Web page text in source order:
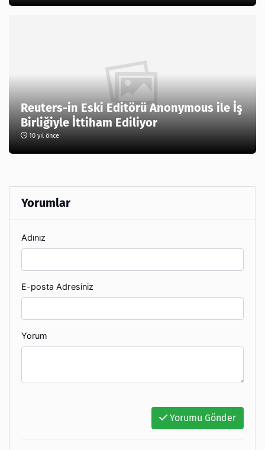
Reuters-in Eski Editörü Anonymous ile İş
Birliğiyle İttiham Ediliyor
10 yıl önce
Yorumlar
Adınız
E-posta Adresiniz
Yorum
Yorumu Gönder